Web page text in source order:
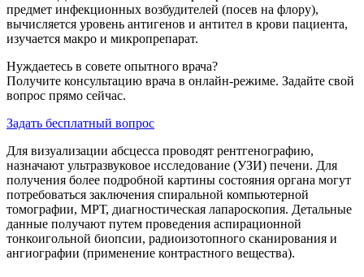
предмет инфекционных возбудителей (посев на флору),
вычисляется уровень антигенов и антител в крови пациента,
изучается макро и микропрепарат.
Нуждаетесь в совете опытного врача?
Получите консультацию врача в онлайн-режиме. Задайте свой
вопрос прямо сейчас.
Задать бесплатный вопрос
Для визуализации абсцесса проводят рентгенографию,
назначают ультразвуковое исследование (УЗИ) печени. Для
получения более подробной картины состояния органа могут
потребоваться заключения спиральной компьютерной
томографии, МРТ, диагностическая лапароскопия. Детальные
данные получают путем проведения аспирационной
тонкоигольной биопсии, радиоизотопного сканирования и
ангиографии (применение контрастного вещества).